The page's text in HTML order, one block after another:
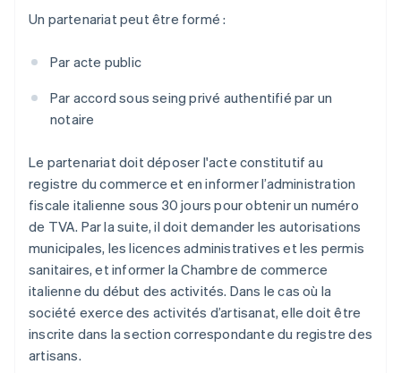
Un partenariat peut être formé :
Par acte public
Par accord sous seing privé authentifié par un
notaire
Le partenariat doit déposer l'acte constitutif au
registre du commerce et en informer l’administration
fiscale italienne sous 30 jours pour obtenir un numéro
de TVA. Par la suite, il doit demander les autorisations
municipales, les licences administratives et les permis
sanitaires, et informer la Chambre de commerce
italienne du début des activités. Dans le cas où la
société exerce des activités d’artisanat, elle doit être
inscrite dans la section correspondante du registre des
artisans.